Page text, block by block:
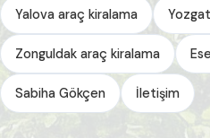
Yalova araç kiralama
Zonguldak araç kiralama
Sabiha Gökçen İletişim